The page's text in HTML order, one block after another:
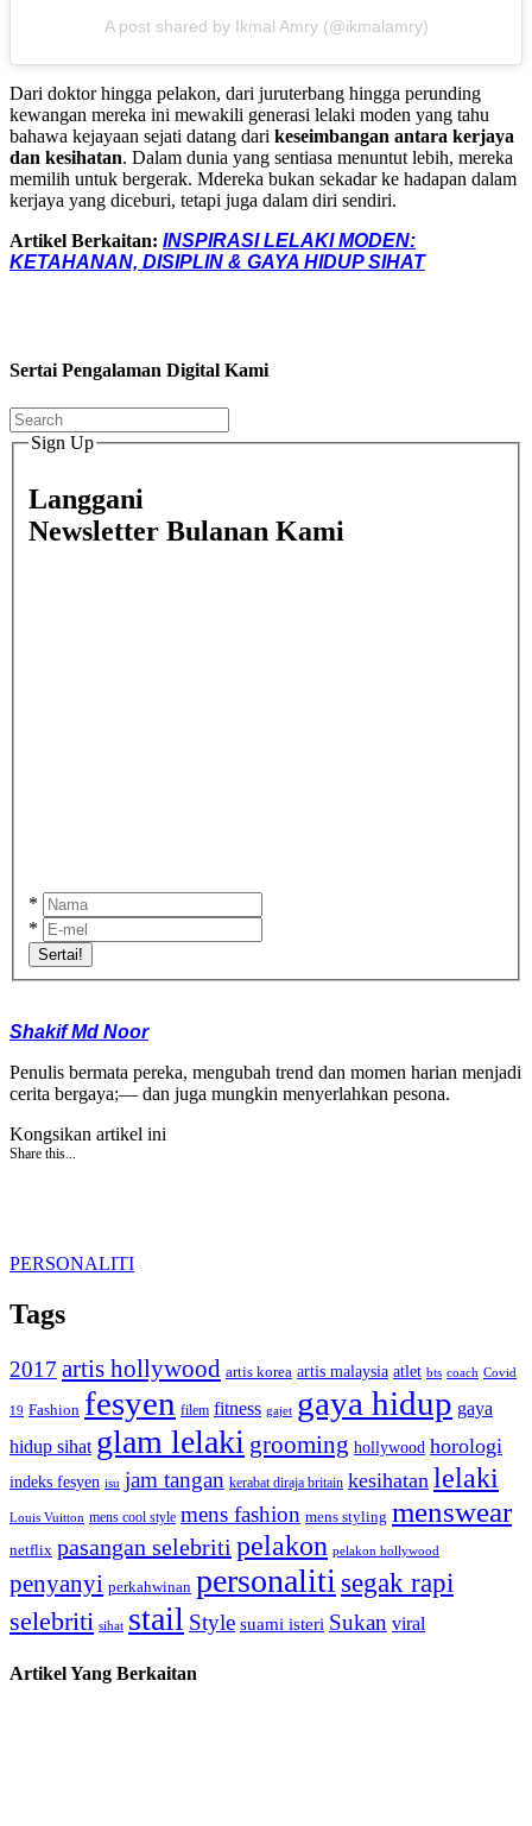
A post shared by Ikmal Amry (@ikmalamry)
Dari doktor hingga pelakon, dari juruterbang hingga perunding
kewangan mereka ini mewakili generasi lelaki moden yang tahu
bahawa kejayaan sejati datang dari keseimbangan antara kerjaya
dan kesihatan. Dalam dunia yang sentiasa menuntut lebih, mereka
memilih untuk bergerak. Mdereka bukan sekadar ke hadapan dalam
kerjaya yang diceburi, tetapi juga dalam diri sendiri.
Artikel Berkaitan: INSPIRASI LELAKI MODEN:
KETAHANAN, DISIPLIN & GAYA HIDUP SIHAT
Sertai Pengalaman Digital Kami
Sign Up
Langgani
Newsletter Bulanan Kami
*
*
Sertai!
Shakif Md Noor
Penulis bermata pereka, mengubah trend dan momen harian menjadi
cerita bergaya;— dan juga mungkin menyerlahkan pesona.
Kongsikan artikel ini
Share this...
PERSONALITI
Tags
2017 artis hollywood artis korea artis malaysia atlet bts coach Covid
19 Fashion fesyen filem fitness gajet gaya hidup gaya
hidup sihat glam lelaki grooming hollywood horologi
indeks fesyen isu jam tangan kerabat diraja britain kesihatan lelaki
Louis Vuitton mens cool style mens fashion mens styling menswear
netflix pasangan selebriti pelakon pelakon hollywood
penyanyi perkahwinan personaliti segak rapi
selebriti sihat stail Style suami isteri Sukan viral
Artikel Yang Berkaitan